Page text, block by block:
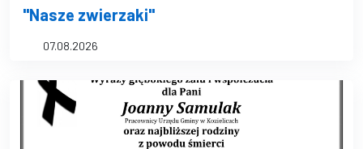
"Nasze zwierzaki"
07.08.2026